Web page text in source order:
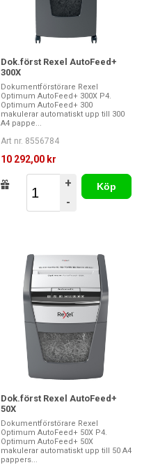
Dok.först Rexel AutoFeed+
300X
Dokumentförstörare Rexel
Optimum AutoFeed+ 300X P4.
Optimum AutoFeed+ 300
makulerar automatiskt upp till 300
A4 pappe...
Art nr. 8556784
10 292,00 kr
+
-
Köp
Dok.först Rexel AutoFeed+
50X
Dokumentförstörare Rexel
Optimum AutoFeed+ 50X P4.
Optimum AutoFeed+ 50X
makulerar automatiskt upp till 50 A4
pappers...